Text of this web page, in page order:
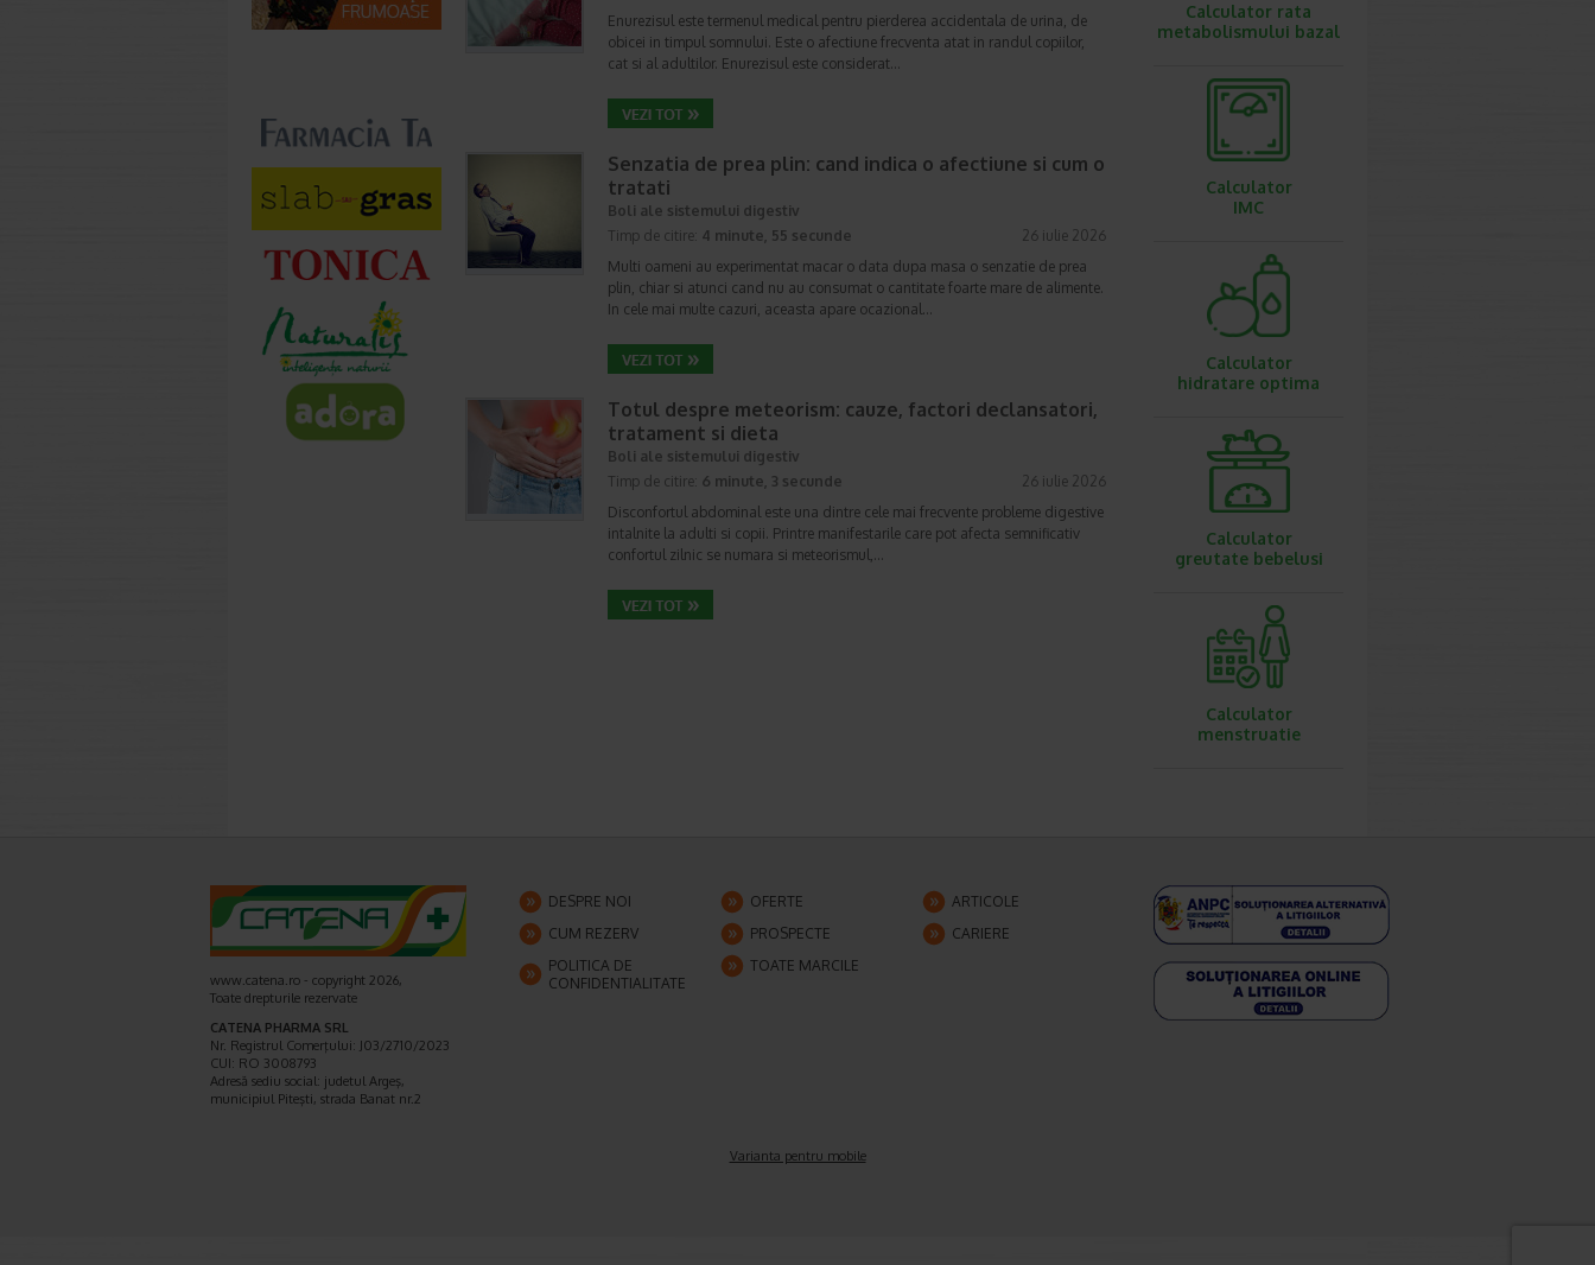
Enurezisul este termenul medical pentru pierderea accidentala de urina, de
obicei in timpul somnului. Este o afectiune frecventa atat in randul copiilor,
cat si al adultilor. Enurezisul este considerat…
Senzatia de prea plin: cand indica o afectiune si cum o
tratati
Boli ale sistemului digestiv
Timp de citire: 4 minute, 55 secunde
26 iulie 2026
Multi oameni au experimentat macar o data dupa masa o senzatie de prea
plin, chiar si atunci cand nu au consumat o cantitate foarte mare de alimente.
In cele mai multe cazuri, aceasta apare ocazional…
Totul despre meteorism: cauze, factori declansatori,
tratament si dieta
Boli ale sistemului digestiv
Timp de citire: 6 minute, 3 secunde
26 iulie 2026
Disconfortul abdominal este una dintre cele mai frecvente probleme digestive
intalnite la adulti si copii. Printre manifestarile care pot afecta semnificativ
confortul zilnic se numara si meteorismul,…
Calculator rata
metabolismului bazal
Calculator
IMC
Calculator
hidratare optima
Calculator
greutate bebelusi
Calculator
menstruatie
www.catena.ro - copyright 2026,
Toate drepturile rezervate
CATENA PHARMA SRL
Nr. Registrul Comerţului: J03/2710/2023
CUI: RO 3008793
Adresă sediu social: judetul Argeş,
municipiul Piteşti, strada Banat nr.2
DESPRE NOI OFERTE
ARTICOLE
CUM REZERV
PROSPECTE
CARIERE
POLITICA DE
CONFIDENTIALITATE
TOATE MARCILE
Varianta pentru mobile